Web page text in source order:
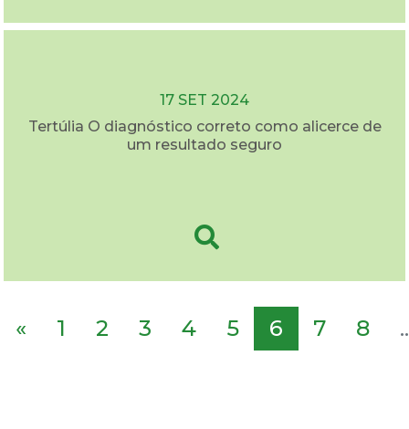
17 SET 2024
Tertúlia O diagnóstico correto como alicerce de
um resultado seguro
« 1 2 3 4 5 6 7 8